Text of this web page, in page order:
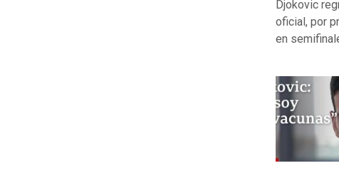
Djokovic
oficial, por
en